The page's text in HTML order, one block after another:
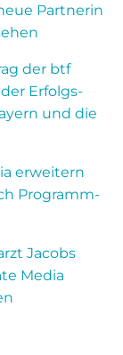
Partnerin
der btf
Erfolgs-
und die
erweitern
Programm-
Jacobs
Media